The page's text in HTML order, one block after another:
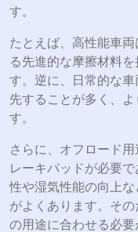
す。
たとえば、高性能車
る先進的な摩擦材料
す。逆に、日常的な
先することが多く、
す。
さらに、オフロード
レーキパッドが必要
性や湿気性能の向上
がよくあります。そ
の用途に合わせる必